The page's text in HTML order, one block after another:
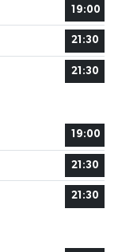
19:00
21:30
21:30
19:00
21:30
21:30